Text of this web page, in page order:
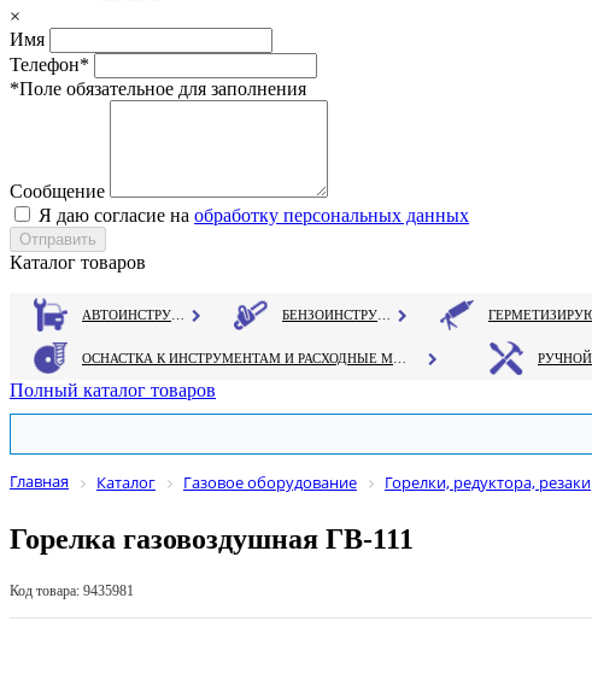
×
Имя
Телефон*
*Поле обязательное для заполнения
Сообщение
Я даю согласие на обработку персональных данных
Каталог товаров
Полный каталог товаров
Главная Каталог Газовое оборудование Горелки, редуктора, резаки
Горелка газовоздушная ГВ-111
Код товара: 9435981